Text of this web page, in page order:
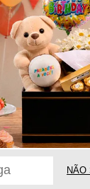
NÃO